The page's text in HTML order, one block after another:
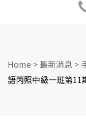
Home > 最新消息 >
語丙照中級一班第11